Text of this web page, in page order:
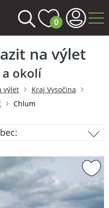
0
na výlet
a okolí
výlet
Kraj Vysočina
Chlum